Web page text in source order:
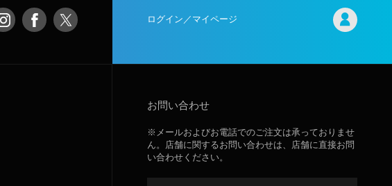
ログイン／マイページ
お問い合わせ
※メールおよびお電話でのご注文は承っておりませ
ん。店舗に関するお問い合わせは、店舗に直接お問
い合わせください。